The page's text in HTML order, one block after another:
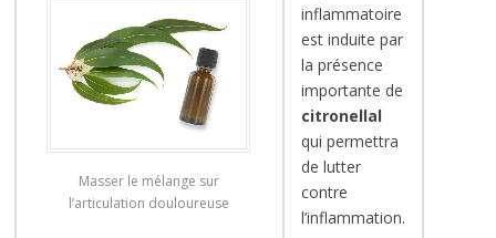
Masser le mélange sur
l’articulation douloureuse
inflammatoire
est induite par
la présence
importante de
citronellal
qui permettra
de lutter
contre
l’inflammation.